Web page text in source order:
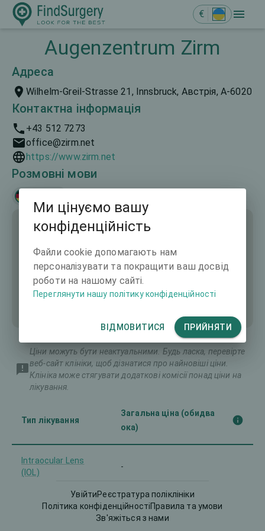
€
Augenzentrum Zirm
Адреса
Wilhelm-Greil-Strasse 21, Innsbruck, Aвстрія, A-6020
Контактна інформація
+43 512 7273
office@zirm.net
https://www.zirm.net
Розмовні мови
Ціни можуть бути неактуальними. Будь ласка, перевірте
веб-сайт клініки, щоб дізнатися про найновіші ціни.
Клініка може стягувати додаткові комісії понад ціни на
лікування.
Тип лікування
Загальна ціна (обидва
ока)
Intraocular Lens
(IOL)
-
УвійтиРеєстратура поліклініки
Політика конфіденційностіПравила та умови
Зв'яжіться з нами
Ми цінуємо вашу
конфіденційність
Файли cookie допомагають нам
персоналізувати та покращити ваш досвід
роботи на нашому сайті.
Переглянути нашу політику конфіденційності
ВІДМОВИТИСЯ ПРИЙНЯТИ